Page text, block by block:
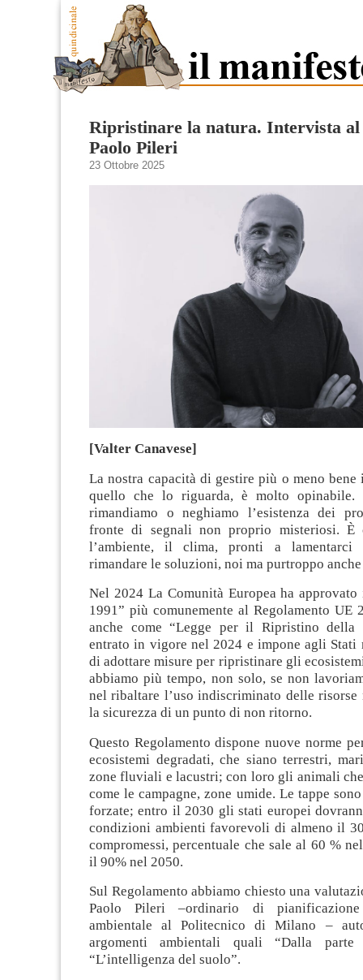
Ripristinare la natura. Intervista al
Paolo Pileri
23 Ottobre 2025
[Valter Canavese]
La nostra capacità di gestire più o meno
quello che lo riguarda, è molto opinabile.
rimandiamo o neghiamo l’esistenza dei
fronte di segnali non proprio misteriosi. È
l’ambiente, il clima, pronti a lamentarci
rimandare le soluzioni, noi ma purtroppo
Nel 2024 La Comunità Europea ha
1991” più comunemente al Regolamento UE
anche come “Legge per il Ripristino della
entrato in vigore nel 2024 e impone agli Stati
di adottare misure per ripristinare gli
abbiamo più tempo, non solo, se non
nel ribaltare l’uso indiscriminato delle risorse
la sicurezza di un punto di non ritorno.
Questo Regolamento dispone nuove norme
ecosistemi degradati, che siano terrestri,
zone fluviali e lacustri; con loro gli animali
come le campagne, zone umide. Le tappe
forzate; entro il 2030 gli stati europei
condizioni ambienti favorevoli di almeno il
compromessi, percentuale che sale al 60 %
il 90% nel 2050.
Sul Regolamento abbiamo chiesto una
Paolo Pileri –ordinario di
ambientale al Politecnico di Milano –
argomenti ambientali quali “Dalla
“L’intelligenza del suolo”.